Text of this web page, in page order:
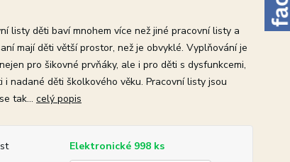
listy děti baví mnohem více než jiné pracovní listy a
mají děti větší prostor, než je obvyklé. Vyplňování je
pro šikovné prvňáky, ale i pro děti s dysfunkcemi,
i nadané děti školkového věku. Pracovní listy jsou
tak... celý popis
Elektronické 998 ks